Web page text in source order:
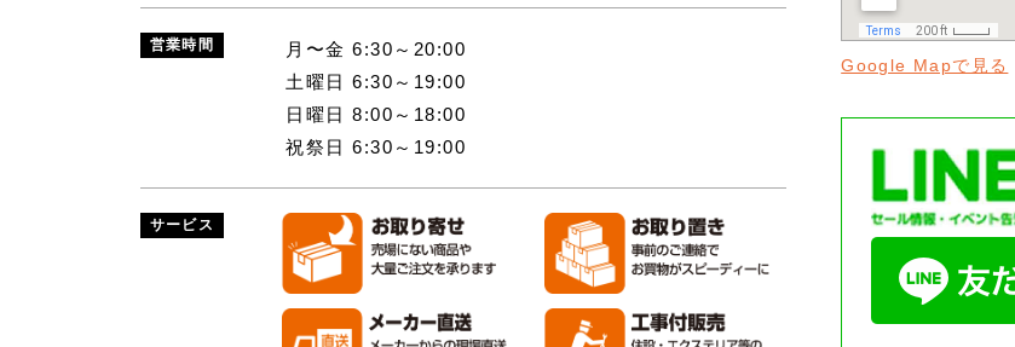
Google Mapで見る
営業時間
月〜金 6:30～20:00
土曜日 6:30～19:00
日曜日 8:00～18:00
祝祭日 6:30～19:00
サービス